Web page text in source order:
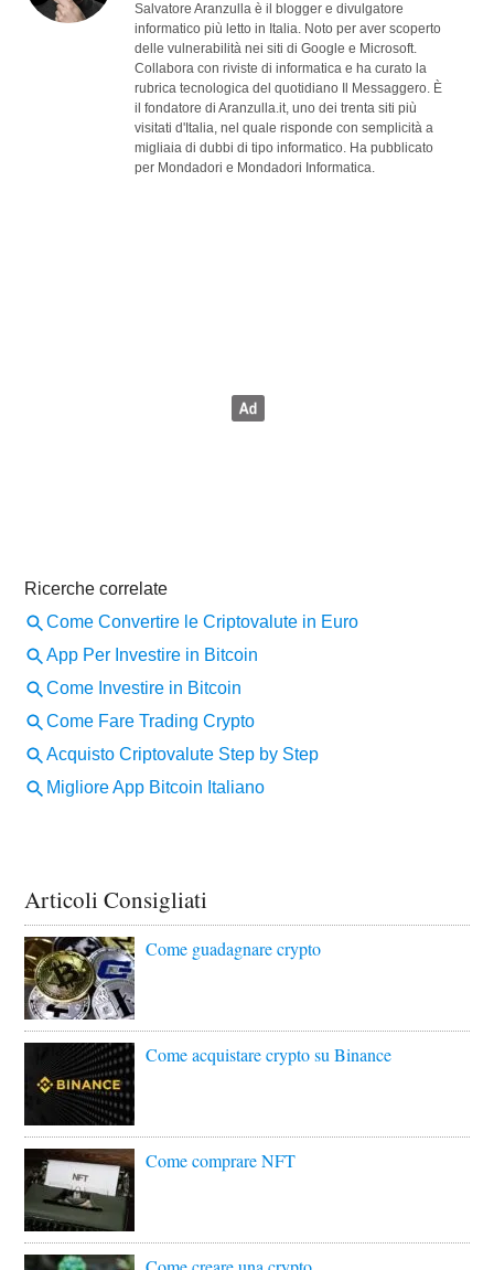
Salvatore Aranzulla è il blogger e divulgatore
informatico più letto in Italia. Noto per aver scoperto
delle vulnerabilità nei siti di Google e Microsoft.
Collabora con riviste di informatica e ha curato la
rubrica tecnologica del quotidiano Il Messaggero. È
il fondatore di Aranzulla.it, uno dei trenta siti più
visitati d'Italia, nel quale risponde con semplicità a
migliaia di dubbi di tipo informatico. Ha pubblicato
per Mondadori e Mondadori Informatica.
Articoli Consigliati
Come guadagnare crypto
Come acquistare crypto su Binance
Come comprare NFT